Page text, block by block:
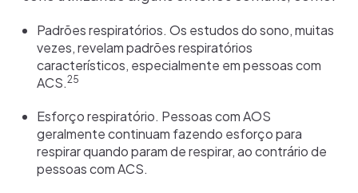
Padrões respiratórios. Os estudos do sono, muitas
vezes, revelam padrões respiratórios
característicos, especialmente em pessoas com
ACS.25
Esforço respiratório. Pessoas com AOS
geralmente continuam fazendo esforço para
respirar quando param de respirar, ao contrário de
pessoas com ACS.